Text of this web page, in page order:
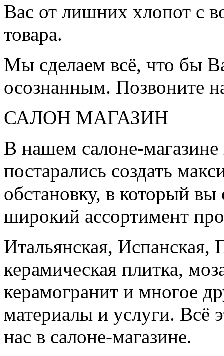
Вас от лишних хлопот с
товара.
Мы сделаем всё, что бы
осознанным. Позвоните
САЛОН МАГАЗИН
В нашем салоне-
постарались создать
обстановку, в который
широкий ассортимент
Итальянская, Испанская,
керамическая плитка,
керамогранит и многое
материалы и услуги. Всё
нас в салоне-магазине.